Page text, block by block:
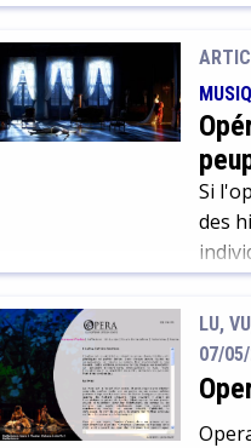
des
pour
Si
des
se
« le
LU,
07/